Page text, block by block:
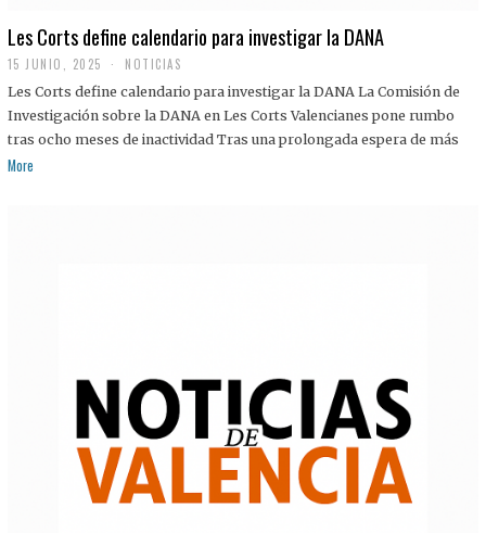
Les Corts define calendario para investigar la DANA
15 JUNIO, 2025 NOTICIAS
Les Corts define calendario para investigar la DANA La Comisión de
Investigación sobre la DANA en Les Corts Valencianes pone rumbo
tras ocho meses de inactividad Tras una prolongada espera de más
More